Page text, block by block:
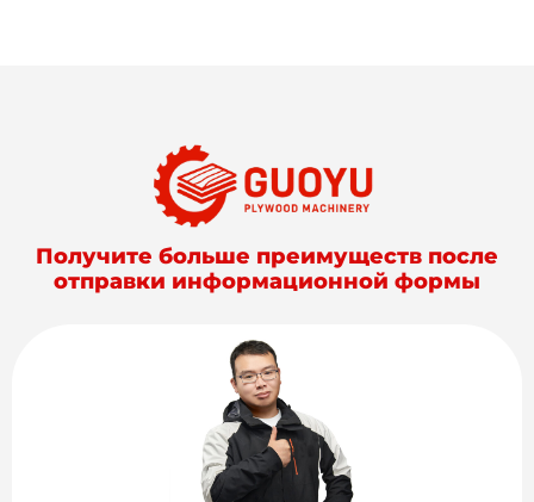
Получите больше преимуществ после
отправки информационной формы